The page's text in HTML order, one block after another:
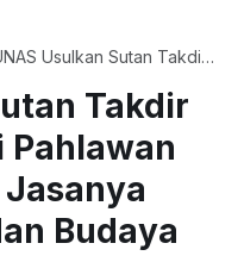
Usulkan Sutan Takdir
karena Jasanya
Bahasa dan Budaya
Takdir
Budaya